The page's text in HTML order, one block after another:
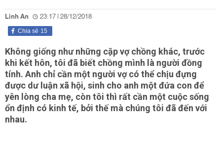
Linh An 23:17 | 28/12/2018
15
Chia sẻ
Không giống như những cặp vợ chồng khác, trước
khi kết hôn, tôi đã biết chồng mình là người đồng
tính. Anh chỉ cần một người vợ có thể chịu đựng
được dư luận xã hội, sinh cho anh một đứa con để
yên lòng cha mẹ, còn tôi thì rất cần một cuộc sống
ổn định có kinh tế, bởi thế mà chúng tôi đã đến với
nhau.